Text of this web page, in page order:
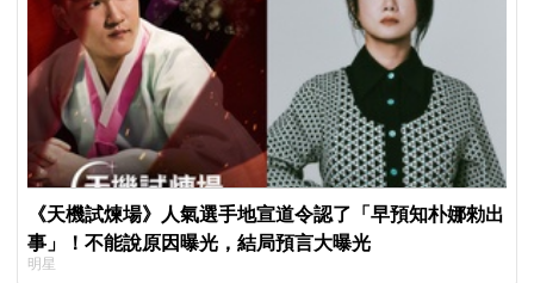
《天機試煉場》人氣選手地宣道令認了「早預知朴娜勑出
事」！不能說原因曝光，結局預言大曝光
明星